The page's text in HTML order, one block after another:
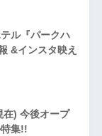
ル『パークハ
&インスタ映え
在) 今後オープ
集!!